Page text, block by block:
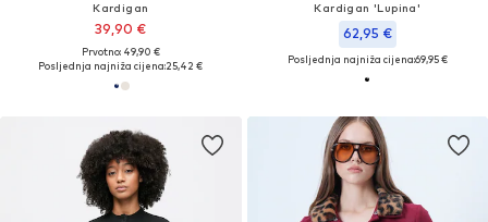
Kardigan
39,90 €
Prvotno: 49,90 €
Posljednja najniža cijena:25,42 €
Kardigan 'Lupina'
62,95 €
Posljednja najniža cijena:69,95 €